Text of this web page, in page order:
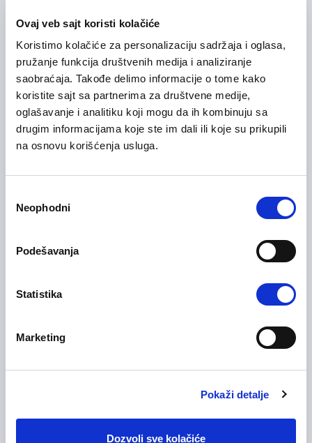
Ovaj veb sajt koristi kolačiće
Koristimo kolačiće za personalizaciju sadržaja i oglasa,
pružanje funkcija društvenih medija i analiziranje
saobraćaja. Takođe delimo informacije o tome kako
koristite sajt sa partnerima za društvene medije,
oglašavanje i analitiku koji mogu da ih kombinuju sa
drugim informacijama koje ste im dali ili koje su prikupili
na osnovu korišćenja usluga.
сагласности
Neophodni
Podešavanja
Statistika
Marketing
Pokaži detalje
Dozvoli sve kolačiće
Na licu mestaDrugo
Application Support and
Technical Analyst
31/07/2026
Informacione Tehnologije
Informacione Tehnologije
31/07/2026